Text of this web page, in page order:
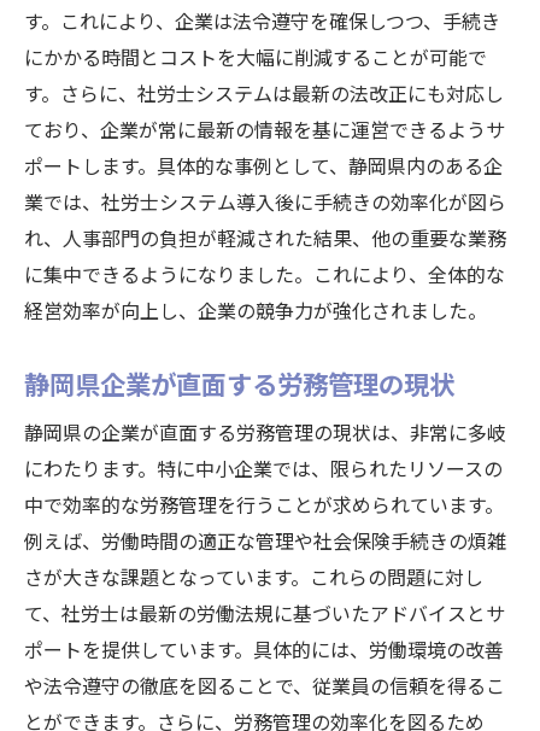
す。これにより、企業は法令遵守を確保しつつ、手続き
にかかる時間とコストを大幅に削減することが可能で
す。さらに、社労士システムは最新の法改正にも対応し
ており、企業が常に最新の情報を基に運営できるようサ
ポートします。具体的な事例として、静岡県内のある企
業では、社労士システム導入後に手続きの効率化が図ら
れ、人事部門の負担が軽減された結果、他の重要な業務
に集中できるようになりました。これにより、全体的な
経営効率が向上し、企業の競争力が強化されました。
静岡県企業が直面する労務管理の現状
静岡県の企業が直面する労務管理の現状は、非常に多岐
にわたります。特に中小企業では、限られたリソースの
中で効率的な労務管理を行うことが求められています。
例えば、労働時間の適正な管理や社会保険手続きの煩雑
さが大きな課題となっています。これらの問題に対し
て、社労士は最新の労働法規に基づいたアドバイスとサ
ポートを提供しています。具体的には、労働環境の改善
や法令遵守の徹底を図ることで、従業員の信頼を得るこ
とができます。さらに、労務管理の効率化を図るため